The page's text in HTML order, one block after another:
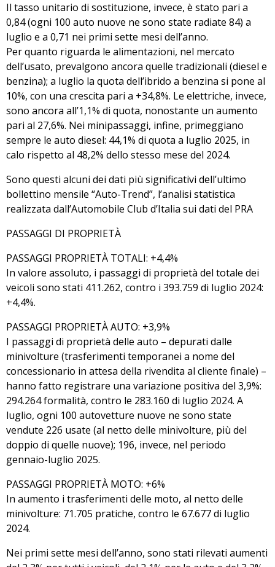
Il tasso unitario di sostituzione, invece, è stato pari a
0,84 (ogni 100 auto nuove ne sono state radiate 84) a
luglio e a 0,71 nei primi sette mesi dell’anno.
Per quanto riguarda le alimentazioni, nel mercato
dell’usato, prevalgono ancora quelle tradizionali (diesel e
benzina); a luglio la quota dell’ibrido a benzina si pone al
10%, con una crescita pari a +34,8%. Le elettriche, invece,
sono ancora all’1,1% di quota, nonostante un aumento
pari al 27,6%. Nei minipassaggi, infine, primeggiano
sempre le auto diesel: 44,1% di quota a luglio 2025, in
calo rispetto al 48,2% dello stesso mese del 2024.
Sono questi alcuni dei dati più significativi dell’ultimo
bollettino mensile “Auto-Trend”, l’analisi statistica
realizzata dall’Automobile Club d’Italia sui dati del PRA
PASSAGGI DI PROPRIETÀ
PASSAGGI PROPRIETÀ TOTALI: +4,4%
In valore assoluto, i passaggi di proprietà del totale dei
veicoli sono stati 411.262, contro i 393.759 di luglio 2024:
+4,4%.
PASSAGGI PROPRIETÀ AUTO: +3,9%
I passaggi di proprietà delle auto – depurati dalle
minivolture (trasferimenti temporanei a nome del
concessionario in attesa della rivendita al cliente finale) –
hanno fatto registrare una variazione positiva del 3,9%:
294.264 formalità, contro le 283.160 di luglio 2024. A
luglio, ogni 100 autovetture nuove ne sono state
vendute 226 usate (al netto delle minivolture, più del
doppio di quelle nuove); 196, invece, nel periodo
gennaio-luglio 2025.
PASSAGGI PROPRIETÀ MOTO: +6%
In aumento i trasferimenti delle moto, al netto delle
minivolture: 71.705 pratiche, contro le 67.677 di luglio
2024.
Nei primi sette mesi dell’anno, sono stati rilevati aumenti